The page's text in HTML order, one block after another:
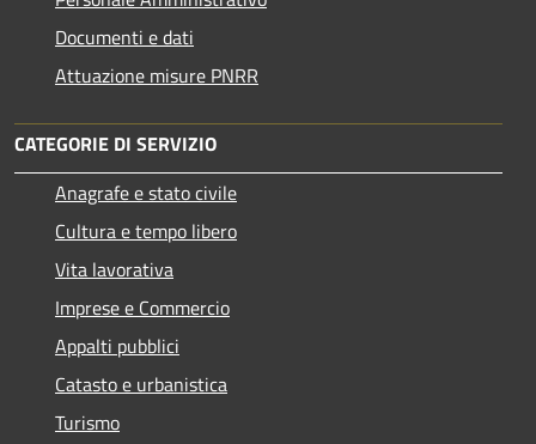
Documenti e dati
Attuazione misure PNRR
CATEGORIE DI SERVIZIO
Anagrafe e stato civile
Cultura e tempo libero
Vita lavorativa
Imprese e Commercio
Appalti pubblici
Catasto e urbanistica
Turismo